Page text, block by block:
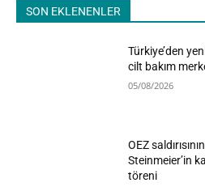
SON EKLENENLER
Türkiye’den
cilt bakım
05/08/2026
OEZ
Steinmeier’in
töreni